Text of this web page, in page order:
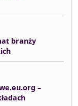
branży
–